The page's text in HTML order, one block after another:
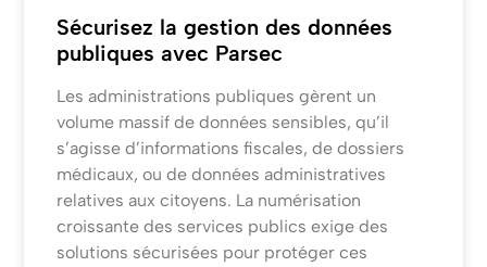
Sécurisez la gestion des données
publiques avec Parsec
Les administrations publiques gèrent un
volume massif de données sensibles, qu’il
s’agisse d’informations fiscales, de dossiers
médicaux, ou de données administratives
relatives aux citoyens. La numérisation
croissante des services publics exige des
solutions sécurisées pour protéger ces